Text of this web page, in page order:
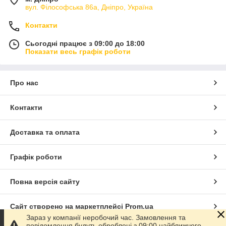
вул. Філософська 86а, Дніпро, Україна
Контакти
Сьогодні працює з 09:00 до 18:00
Показати весь графік роботи
Про нас
Контакти
Доставка та оплата
Графік роботи
Повна версія сайту
Сайт створено на маркетплейсі Prom.ua
Зараз у компанії неробочий час. Замовлення та